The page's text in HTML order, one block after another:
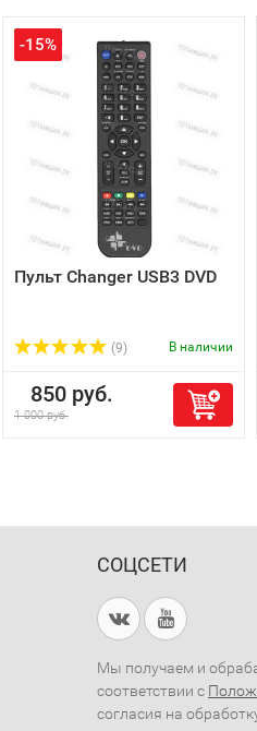
-15%
Пульт Changer USB3 DVD
(9) В наличии
850 руб.
1 000 руб.
СОЦСЕТИ
Мы получаем и
соответствии с
согласия на